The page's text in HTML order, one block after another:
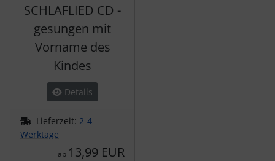
SCHLAFLIED CD -
gesungen mit
Vorname des
Kindes
Details
Lieferzeit: 2-4
Werktage
ab 13,99 EUR